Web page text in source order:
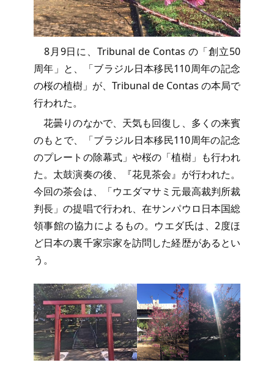
8月9日に、Tribunal de Contas の「創立50
周年」と、「ブラジル日本移民110周年の記念
の桜の植樹」が、Tribunal de Contas の本局で
行われた。
花曇りのなかで、天気も回復し、多くの来賓
のもとで、「ブラジル日本移民110周年の記念
のプレートの除幕式」や桜の「植樹」も行われ
た。太鼓演奏の後、『花見茶会』が行われた。
今回の茶会は、「ウエダマサミ元最高裁判所裁
判長」の提唱で行われ、在サンパウロ日本国総
領事館の協力によるもの。ウエダ氏は、2度ほ
ど日本の裏千家宗家を訪問した経歴があるとい
う。